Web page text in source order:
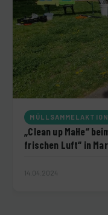
MÜLLSAMMELAKTION
„Clean up MaHe“
frischen Luft“ in
14.04.2024